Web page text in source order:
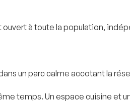
à toute la population,
un parc calme accotant la
temps. Un espace cuisine et